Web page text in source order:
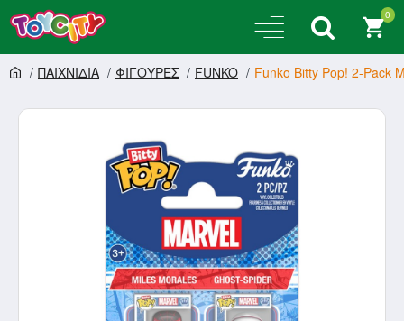
0
ΠΑΙΧΝΙΔΙΑ ΦΙΓΟΥΡΕΣ FUNKO Funko Bitty Pop! 2-Pack